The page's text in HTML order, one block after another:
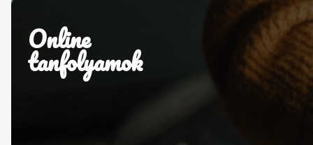
Online
tanfolyamok